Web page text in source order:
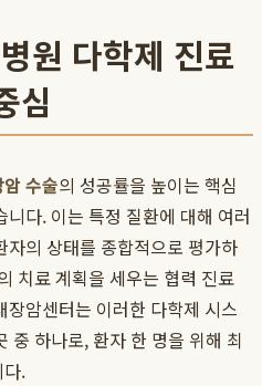
원 다학제 진료
심
수술의 성공률을 높이는 핵심
니다. 이는 특정 질환에 대해 여러
의 상태를 종합적으로 평가하
치료 계획을 세우는 협력 진료
장암센터는 이러한 다학제 시스
중 하나로, 환자 한 명을 위해 최
.